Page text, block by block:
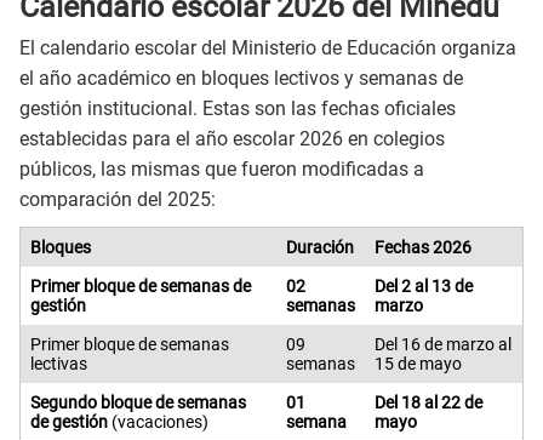
El calendario escolar del Ministerio de Educación organiza
el año académico en bloques lectivos y semanas de
gestión institucional. Estas son las fechas oficiales
establecidas para el año escolar 2026 en colegios
públicos, las mismas que fueron modificadas a
comparación del 2025:
Bloques Duración
Fechas 2026
Primer bloque de semanas de
gestión
02
semanas
Del 2 al 13 de
marzo
Primer bloque de semanas
lectivas
09
semanas
Del 16 de marzo al
15 de mayo
Segundo bloque de semanas
de gestión (vacaciones)
01
semana
Del 18 al 22 de
mayo